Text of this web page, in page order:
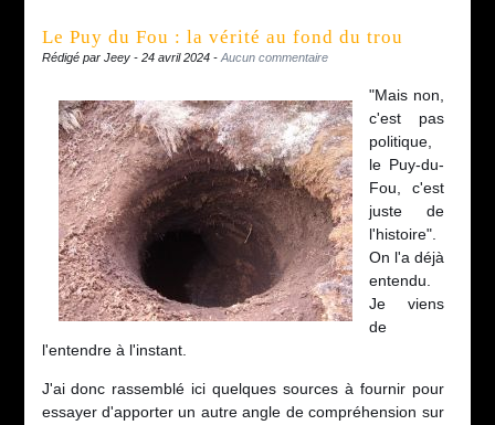
Le Puy du Fou : la vérité au fond du trou
Rédigé par Jeey - 24 avril 2024 - Aucun commentaire
"Mais non,
c'est pas
politique,
le Puy-du-
Fou, c'est
juste de
l'histoire".
On l'a déjà
entendu.
Je viens
de
l'entendre à l'instant.
J'ai donc rassemblé ici quelques sources à fournir pour
essayer d'apporter un autre angle de compréhension sur